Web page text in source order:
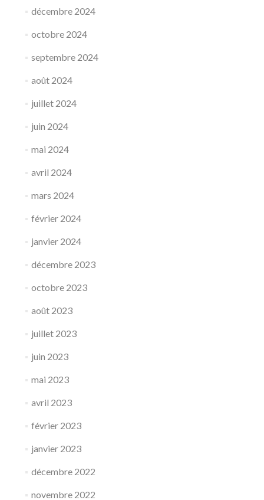
décembre 2024
octobre 2024
septembre 2024
août 2024
juillet 2024
juin 2024
mai 2024
avril 2024
mars 2024
février 2024
janvier 2024
décembre 2023
octobre 2023
août 2023
juillet 2023
juin 2023
mai 2023
avril 2023
février 2023
janvier 2023
décembre 2022
novembre 2022